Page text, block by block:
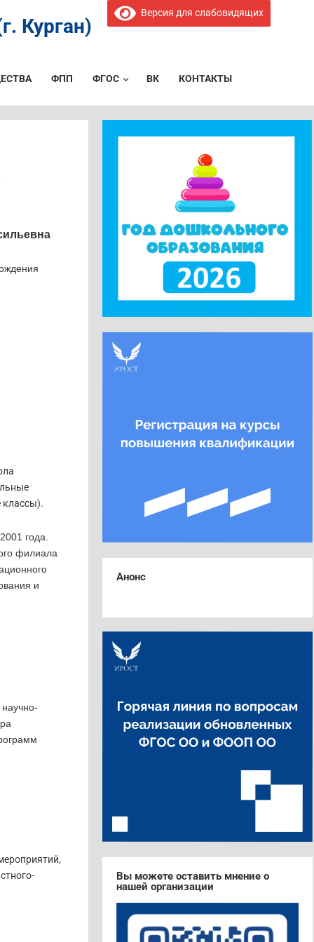
Курган)
ФПП ФГОС ВК КОНТАКТЫ
Версия для слабовидящих
классы).
года.
филиала
и
Анонс
Вы можете оставить мнение о
нашей организации